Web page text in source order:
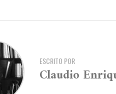
ESCRITO POR
Claudio